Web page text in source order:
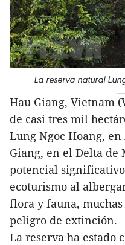
La reserva natural
Hau Giang, Vietnam
de casi tres mil
Lung Ngoc Hoang,
Giang, en el Delta de
potencial
ecoturismo al
flora y fauna, muchas
peligro de extinción.
La reserva ha estado